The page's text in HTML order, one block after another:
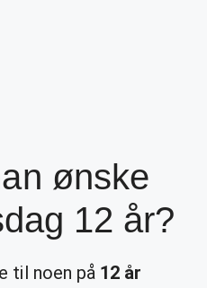
ønske
12 år?
til noen på 12 år